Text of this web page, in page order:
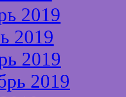
2019
2019
2019
2019